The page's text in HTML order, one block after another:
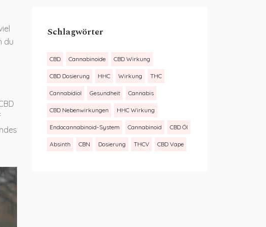
du
Schlagwörter
CBD Cannabinoide CBD Wirkung
CBD Dosierung HHC Wirkung THC
Cannabidiol Gesundheit Cannabis
CBD Nebenwirkungen HHC Wirkung
Endocannabinoid-System Cannabinoid CBD Öl
Absinth CBN Dosierung THCV CBD Vape